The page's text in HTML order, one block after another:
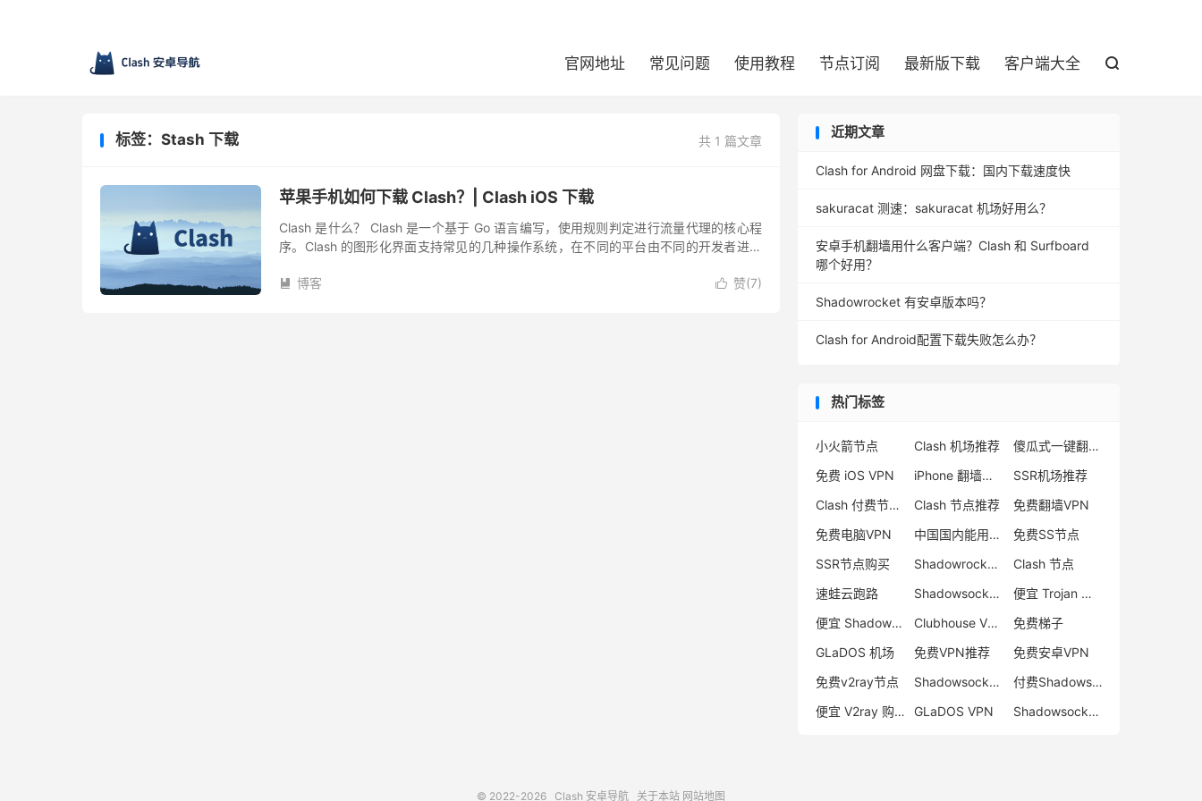
官网地址 常见问题 使用教程 节点订阅 最新版下载 客户端大全 
共 1 篇文章
标签：Stash 下载
苹果手机如何下载 Clash？| Clash iOS 下载
Clash 是什么？ Clash 是一个基于 Go 语言编写，使用规则判定进行流量代理的核心程
序。Clash 的图形化界面支持常见的几种操作系统，在不同的平台由不同的开发者进行
 赞(7)
 博客
近期文章
Clash for Android 网盘下载：国内下载速度快
sakuracat 测速：sakuracat 机场好用么？
安卓手机翻墙用什么客户端？Clash 和 Surfboard
哪个好用？
Shadowrocket 有安卓版本吗？
Clash for Android配置下载失败怎么办？
热门标签
小火箭节点 Clash 机场推荐
傻瓜式一键翻墙VPN客户端
免费 iOS VPN
iPhone 翻墙代理软件
SSR机场推荐
Clash 付费节点购买
Clash 节点推荐
免费翻墙VPN
免费电脑VPN
中国国内能用的翻墙VPN推荐
免费SS节点
SSR节点购买
Shadowrocket 地址
Clash 节点
速蛙云跑路
Shadowsocks 付费节点
便宜 Trojan 购买
便宜 Shadowsocks 购买
Clubhouse VPN
免费梯子
GLaDOS 机场
免费VPN推荐
免费安卓VPN
免费v2ray节点
Shadowsocks 服务器
付费Shadowsocks推荐
便宜 V2ray 购买
GLaDOS VPN Shadowsocks 节点哪里买
© 2022-2026 Clash 安卓导航 关于本站 网站地图